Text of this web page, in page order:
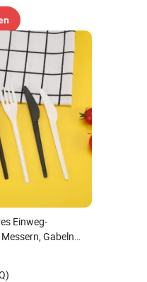
Einweg-
Gabeln